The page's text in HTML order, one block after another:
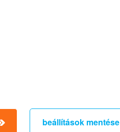
beállítások mentése